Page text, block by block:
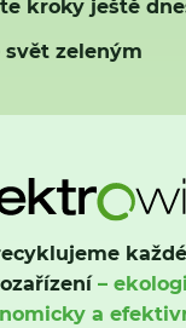
kroky ještě
svět zeleným
každé
–
a